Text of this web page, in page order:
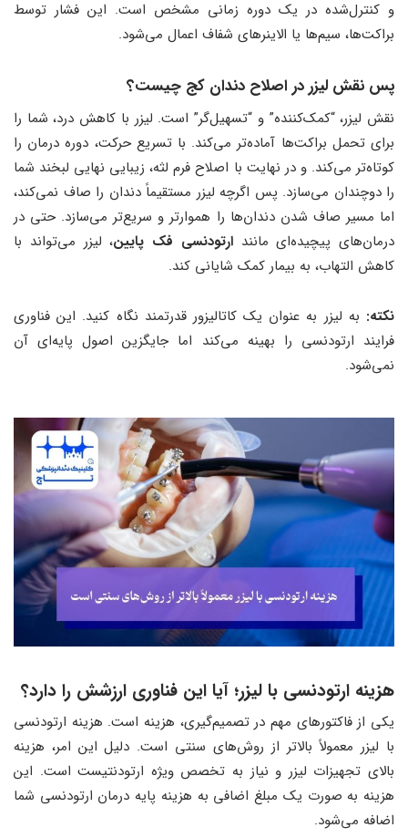
و کنترل‌شده در یک دوره زمانی مشخص است. این فشار توسط
براکت‌ها، سیم‌ها یا الاینرهای شفاف اعمال می‌شود.
پس نقش لیزر در اصلاح دندان کج چیست؟
نقش لیزر، “کمک‌کننده” و “تسهیل‌گر” است. لیزر با کاهش درد، شما را
برای تحمل براکت‌ها آماده‌تر می‌کند. با تسریع حرکت، دوره درمان را
کوتاه‌تر می‌کند. و در نهایت با اصلاح فرم لثه، زیبایی نهایی لبخند شما
را دوچندان می‌سازد. پس اگرچه لیزر مستقیماً دندان را صاف نمی‌کند،
اما مسیر صاف شدن دندان‌ها را هموارتر و سریع‌تر می‌سازد. حتی در
درمان‌های پیچیده‌ای مانندارتودنسی فک پایین، لیزر می‌تواند با
کاهش التهاب، به بیمار کمک شایانی کند.
نکته: به لیزر به عنوان یک کاتالیزور قدرتمند نگاه کنید. این فناوری
فرایند ارتودنسی را بهینه می‌کند اما جایگزین اصول پایه‌ای آن
نمی‌شود.
هزینه ارتودنسی با لیزر؛ آیا این فناوری ارزشش را دارد؟
یکی از فاکتورهای مهم در تصمیم‌گیری، هزینه است. هزینه ارتودنسی
با لیزر معمولاً بالاتر از روش‌های سنتی است. دلیل این امر، هزینه
بالای تجهیزات لیزر و نیاز به تخصص ویژه ارتودنتیست است. این
هزینه به صورت یک مبلغ اضافی به هزینه پایه درمان ارتودنسی شما
اضافه می‌شود.